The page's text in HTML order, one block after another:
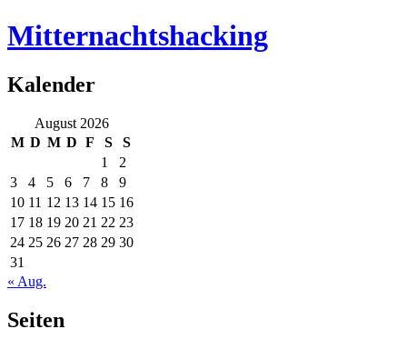
Mitternachtshacking
Kalender
August 2026
M D M D F S
S
1
2
3
4 5 6 7 8
9
10 11 12 13 14 15 16
17 18 19 20 21 22 23
24 25 26 27 28 29 30
31
« Aug.
Seiten